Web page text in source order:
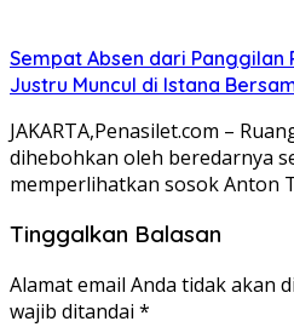
Sempat Absen dari Panggilan
Justru Muncul di Istana
JAKARTA,Penasilet.com –
dihebohkan oleh beredarnya
memperlihatkan sosok Anton
Tinggalkan Balasan
Alamat email Anda tidak akan
wajib ditandai *